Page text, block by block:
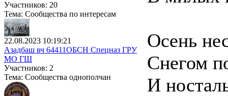
Участников: 20
Тема: Сообщества по интересам
22.08.2023 10:19:21
Азадбаш вч 64411ОБСН Спецназ ГРУ
МО ГШ
Участников: 2
Тема: Сообщества однополчан
Осень
Снегом
И